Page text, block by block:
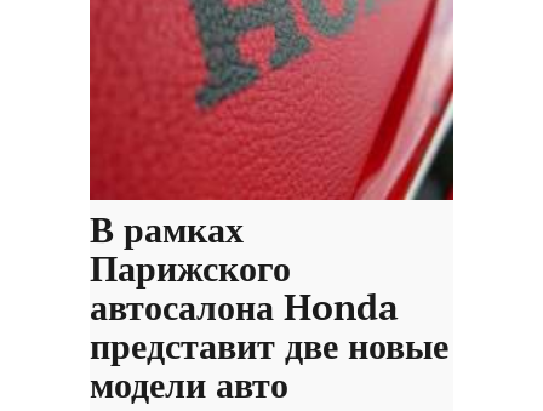
В рамках
Парижского
автосалона Honda
представит две новые
модели авто